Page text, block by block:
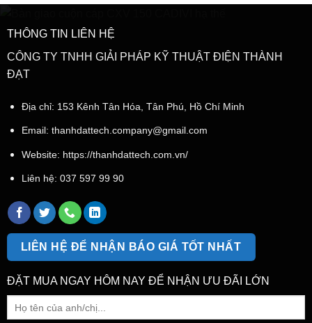
THÔNG TIN LIÊN HỆ
CÔNG TY TNHH GIẢI PHÁP KỸ THUẬT ĐIỆN THÀNH
ĐẠT
Địa chỉ: 153 Kênh Tân Hóa, Tân Phú, Hồ Chí Minh
Email: thanhdattech.company@gmail.com
Website: https://thanhdattech.com.vn/
Liên hệ: 037 597 99 90
LIÊN HỆ ĐỂ NHẬN BÁO GIÁ TỐT NHẤT
ĐẶT MUA NGAY HÔM NAY ĐỂ NHẬN ƯU ĐÃI LỚN